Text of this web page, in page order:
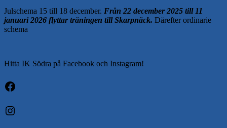
Julschema 15 till 18 december. Från 22 december 2025 till 11
januari 2026 flyttar träningen till Skarpnäck. Därefter ordinarie
schema
Hitta IK Södra på Facebook och Instagram!
Facebook
Instagram